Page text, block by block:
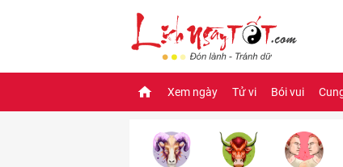
Xem ngày Tử vi Bói vui